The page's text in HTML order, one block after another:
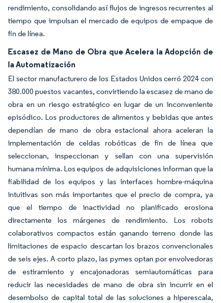
rendimiento, consolidando así flujos de ingresos recurrentes al
tiempo que impulsan el mercado de equipos de empaque de
fin de línea.
Escasez de Mano de Obra que Acelera la Adopción de
la Automatización
El sector manufacturero de los Estados Unidos cerró 2024 con
380.000 puestos vacantes, convirtiendo la escasez de mano de
obra en un riesgo estratégico en lugar de un inconveniente
episódico. Los productores de alimentos y bebidas que antes
dependían de mano de obra estacional ahora aceleran la
implementación de celdas robóticas de fin de línea que
seleccionan, inspeccionan y sellan con una supervisión
humana mínima. Los equipos de adquisiciones informan que la
fiabilidad de los equipos y las interfaces hombre-máquina
intuitivas son más importantes que el precio de compra, ya
que el tiempo de inactividad no planificado erosiona
directamente los márgenes de rendimiento. Los robots
colaborativos compactos están ganando terreno donde las
limitaciones de espacio descartan los brazos convencionales
de seis ejes. A corto plazo, las pymes optan por envolvedoras
de estiramiento y encajonadoras semiautomáticas para
reducir las necesidades de mano de obra sin incurrir en el
desembolso de capital total de las soluciones a hiperescala,